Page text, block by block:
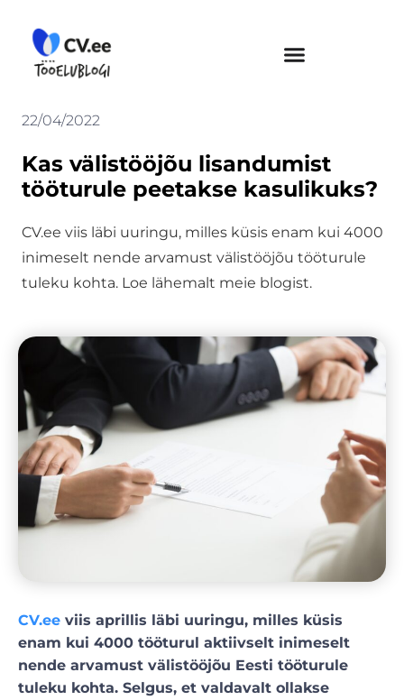
content
22/04/2022
Kas välistööjõu lisandumist
tööturule peetakse kasulikuks?
CV.ee viis läbi uuringu, milles küsis enam kui 4000
inimeselt nende arvamust välistööjõu tööturule
tuleku kohta. Loe lähemalt meie blogist.
CV.ee viis aprillis läbi uuringu, milles küsis
enam kui 4000 tööturul aktiivselt inimeselt
nende arvamust välistööjõu Eesti tööturule
tuleku kohta. Selgus, et valdavalt ollakse